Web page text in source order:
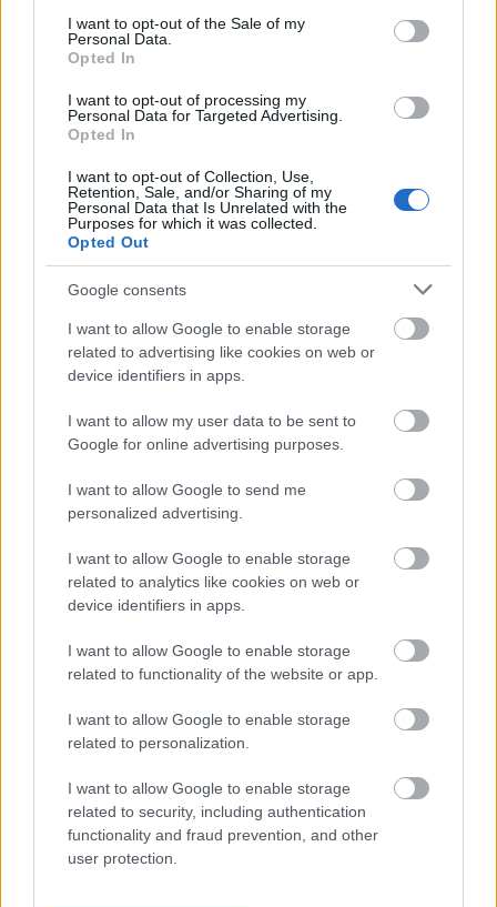
consent section.
I want to opt-out of the Sale of my
Personal Data.
Opted In
I want to opt-out of processing my
Personal Data for Targeted Advertising.
Opted In
I want to opt-out of Collection, Use,
Retention, Sale, and/or Sharing of my
Personal Data that Is Unrelated with the
Purposes for which it was collected.
Opted Out
Google consents
I want to allow Google to enable storage
related to advertising like cookies on web or
device identifiers in apps.
I want to allow my user data to be sent to
Google for online advertising purposes.
I want to allow Google to send me
personalized advertising.
I want to allow Google to enable storage
related to analytics like cookies on web or
device identifiers in apps.
I want to allow Google to enable storage
related to functionality of the website or app.
I want to allow Google to enable storage
related to personalization.
I want to allow Google to enable storage
related to security, including authentication
functionality and fraud prevention, and other
user protection.
trenddel szembe menve zombikról forgattunk. Aki
azt mondja, hogy előre tudta a sikert, az hazudik,
elmondani.
Ajánlott bejegyzések:
Előzetest kapott a Gyalázat
A negyedik lesz a The Good Place
záróévada
Nyár, mi? Uborkaszezon, ugye? Muhaha!
Mázli, ha az X-Faktor nyertese
előadóként is befut